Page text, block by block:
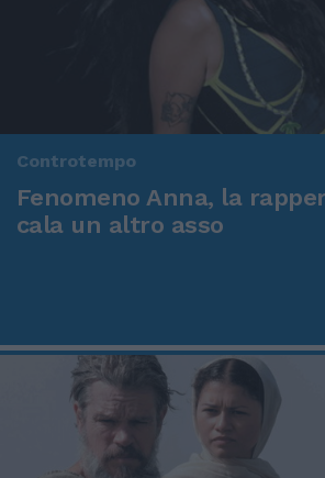
Controtempo
Fenomeno Anna, la
cala un altro asso